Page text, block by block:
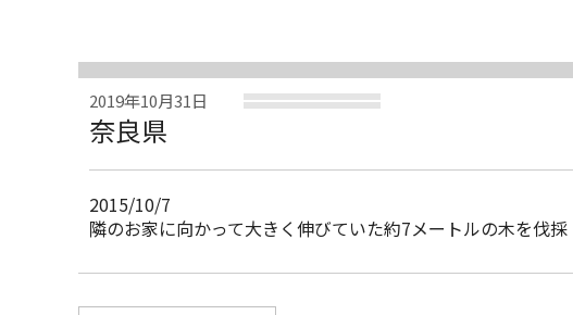
2019年10月31日
奈良県
2015/10/7
隣のお家に向かって大きく伸びていた約7メートルの木を伐採